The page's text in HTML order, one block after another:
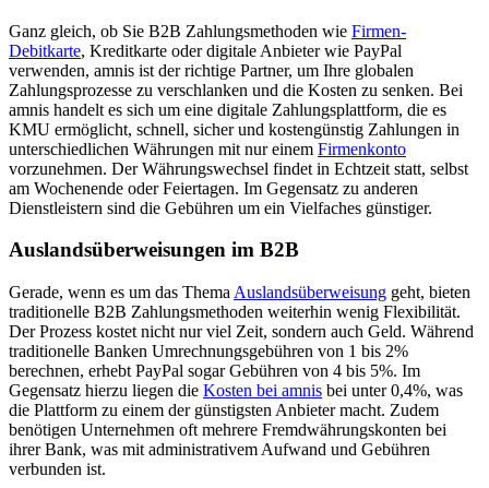
Ganz gleich, ob Sie B2B Zahlungsmethoden wie Firmen-
Debitkarte, Kreditkarte oder digitale Anbieter wie PayPal
verwenden, amnis ist der richtige Partner, um Ihre globalen
Zahlungsprozesse zu verschlanken und die Kosten zu senken. Bei
amnis handelt es sich um eine digitale Zahlungsplattform, die es
KMU ermöglicht, schnell, sicher und kostengünstig Zahlungen in
unterschiedlichen Währungen mit nur einem Firmenkonto
vorzunehmen. Der Währungswechsel findet in Echtzeit statt, selbst
am Wochenende oder Feiertagen. Im Gegensatz zu anderen
Dienstleistern sind die Gebühren um ein Vielfaches günstiger.
Auslandsüberweisungen im B2B
Gerade, wenn es um das Thema Auslandsüberweisung geht, bieten
traditionelle B2B Zahlungsmethoden weiterhin wenig Flexibilität.
Der Prozess kostet nicht nur viel Zeit, sondern auch Geld. Während
traditionelle Banken Umrechnungsgebühren von 1 bis 2%
berechnen, erhebt PayPal sogar Gebühren von 4 bis 5%. Im
Gegensatz hierzu liegen die Kosten bei amnis bei unter 0,4%, was
die Plattform zu einem der günstigsten Anbieter macht. Zudem
benötigen Unternehmen oft mehrere Fremdwährungskonten bei
ihrer Bank, was mit administrativem Aufwand und Gebühren
verbunden ist.